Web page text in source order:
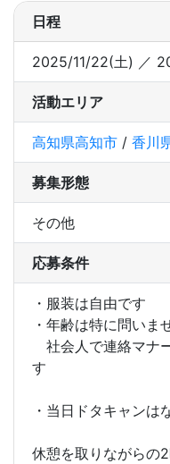
日程
2025/11/22(土) ／
活動エリア
高知県高知市 / 香川
募集形態
その他
応募条件
・服装は自由です
・年齢は特に問いま
社会人で連絡マナ
す
・当日ドタキャンは
休憩を取りながらの